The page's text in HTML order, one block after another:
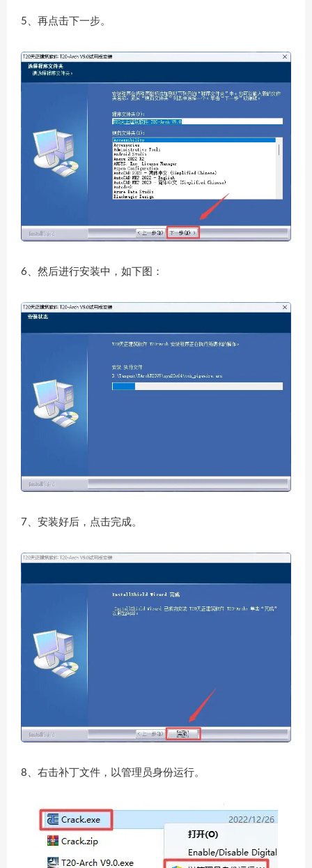
5、再点击下一步。
6、然后进行安装中，如下图：
7、安装好后，点击完成。
8、右击补丁文件，以管理员身份运行。